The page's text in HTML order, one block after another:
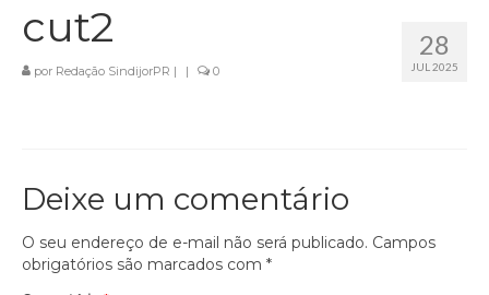
28
JUL 2025
cut2
por Redação SindijorPR | | 0
Deixe um comentário
O seu endereço de e-mail não será publicado. Campos
obrigatórios são marcados com *